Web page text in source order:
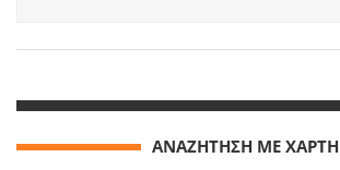
ΑΝΑΖΗΤΗΣΗ ΜΕ ΧΑΡΤΗ